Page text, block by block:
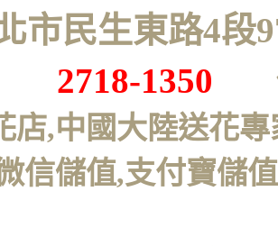
市民生東路4
2718-1350
店,中國大陸送花
信儲值,支付寶儲